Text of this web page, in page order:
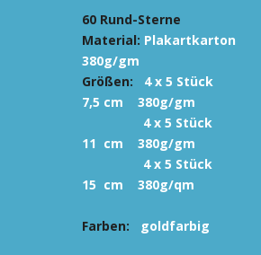
60 Rund-Sterne
Material: Plakartkarton
380g/gm
Größen: 4 x 5 Stück
7,5 cm 380g/gm
4 x 5 Stück
11 cm 380g/gm
4 x 5 Stück
15 cm 380g/qm
Farben: goldfarbig